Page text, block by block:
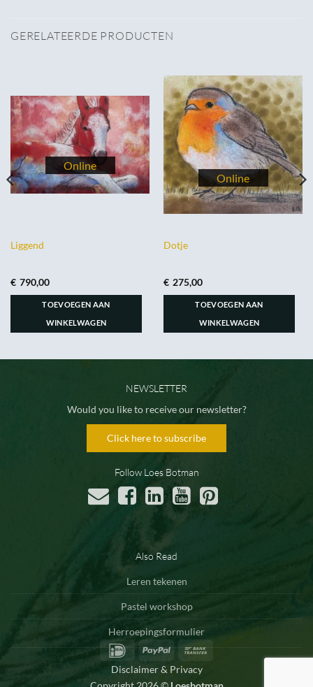
GERELATEERDE PRODUCTEN
Liggend
€ 790,00
TOEVOEGEN AAN
WINKELWAGEN
Dotje
€ 275,00
TOEVOEGEN AAN
WINKELWAGEN
NEWSLETTER
Would you like to receive our newsletter?
Click here to subscribe
Follow Loes Botman
Also Read
Leren tekenen
Pastel workshop
Herroepingsformulier
IDeal
PayPal
Disclaimer & Privacy